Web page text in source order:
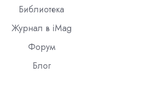
Библиотека
Журнал в iMag
Форум
Блог